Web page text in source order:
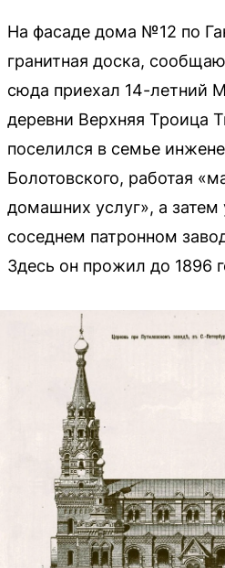
На фасаде дома №12 по
гранитная доска,
сюда приехал 14-летний
деревни Верхняя Троица
поселился в семье
Болотовского, работая
домашних услуг», а затем
соседнем патронном
Здесь он прожил до 1896